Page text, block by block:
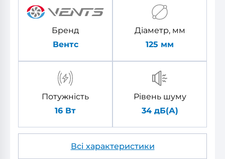
Бренд
Вентс
Діаметр, мм
125 мм
Потужність
16 Вт
Рівень шуму
34 дБ(А)
Всі характеристики